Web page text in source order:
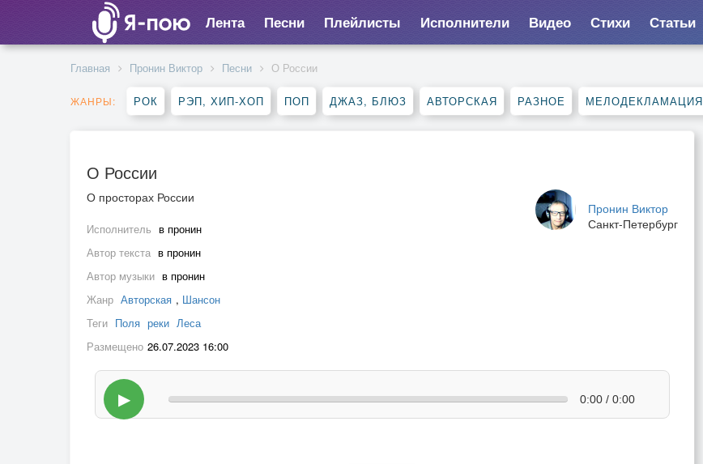
Лента Песни Плейлисты Исполнители Видео Стихи Статьи
Главная Пронин Виктор Песни О России
ЖАНРЫ: РОК РЭП, ХИП-ХОП ПОП ДЖАЗ, БЛЮЗ АВТОРСКАЯ РАЗНОЕ МЕЛОДЕКЛАМАЦИЯ
О России
Пронин Виктор
Санкт-Петербург
О просторах России
Исполнитель в пронин
Автор текста в пронин
Автор музыки в пронин
Жанр Авторская , Шансон
Теги Поля реки Леса
Размещено 26.07.2023 16:00
▶ 0:00 / 0:00